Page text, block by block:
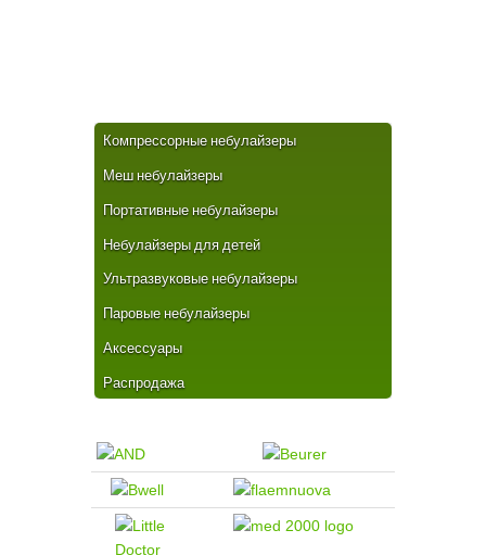
Компрессорные небулайзеры
Меш небулайзеры
Портативные небулайзеры
Небулайзеры для детей
Ультразвуковые небулайзеры
Паровые небулайзеры
Аксессуары
Распродажа